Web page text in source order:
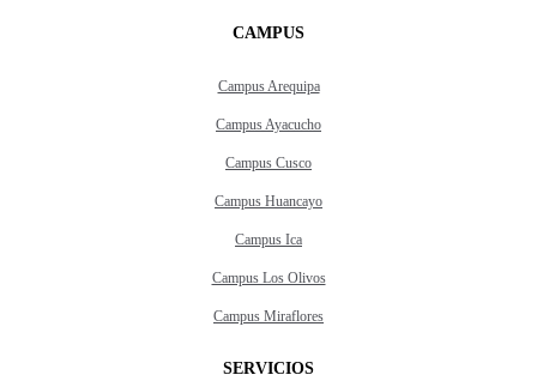
CAMPUS
Campus Arequipa
Campus Ayacucho
Campus Cusco
Campus Huancayo
Campus Ica
Campus Los Olivos
Campus Miraflores
SERVICIOS